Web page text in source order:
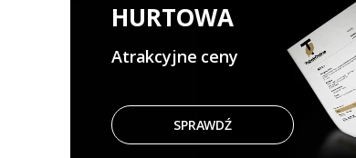
HURTOWA
Atrakcyjne ceny
SPRAWDŹ